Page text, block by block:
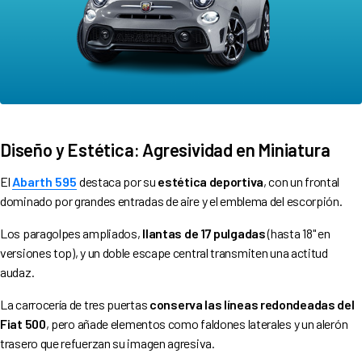
Diseño y Estética: Agresividad en Miniatura
El Abarth 595 destaca por su estética deportiva, con un frontal
dominado por grandes entradas de aire y el emblema del escorpión.
Los paragolpes ampliados, llantas de 17 pulgadas(hasta 18" en
versiones top), y un doble escape central transmiten una actitud
audaz.
La carrocería de tres puertas conserva las líneas redondeadas del
Fiat 500, pero añade elementos como faldones laterales y un alerón
trasero que refuerzan su imagen agresiva.